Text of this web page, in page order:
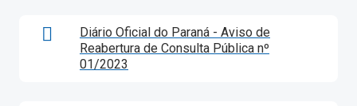
Diário Oficial do Paraná - Aviso de
Reabertura de Consulta Pública nº
01/2023